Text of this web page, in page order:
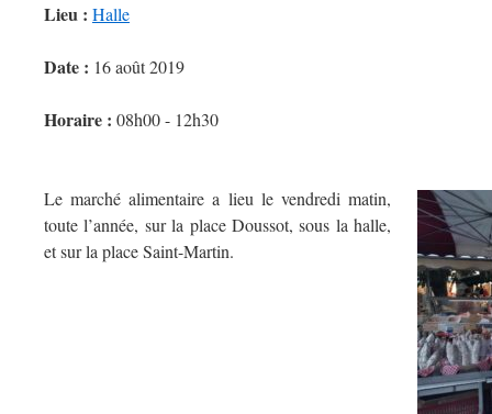
Lieu : Halle
Date : 16 août 2019
Horaire : 08h00 - 12h30
Le marché alimentaire a lieu le vendredi matin,
toute l’année, sur la place Doussot, sous la halle,
et sur la place Saint-Martin.